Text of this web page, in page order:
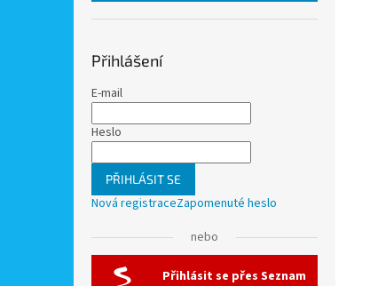
Přihlášení
E-mail
Heslo
PŘIHLÁSIT SE
Nová registraceZapomenuté heslo
nebo
Přihlásit se přes Seznam